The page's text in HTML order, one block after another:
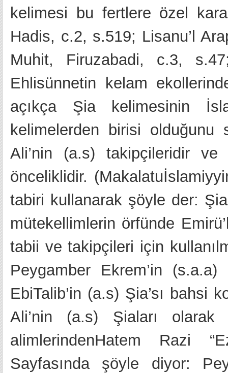
kelimesi bu fertlere özel
Hadis, c.2, s.519; Lisanu’l
Muhit, Firuzabadi, c.3,
Ehlisünnetin kelam
açıkça Şia kelimesinin
kelimelerden birisi
Ali’nin (a.s) takipçileridir
önceliklidir.
tabiri kullanarak şöyle der:
mütekellimlerin örfünde
tabii ve takipçileri için
Peygamber Ekrem’in
EbiTalib’in (a.s) Şia’sı bahsi
Ali’nin (a.s) Şiaları olarak
alimlerindenHatem Razi
Sayfasında şöyle diyor: